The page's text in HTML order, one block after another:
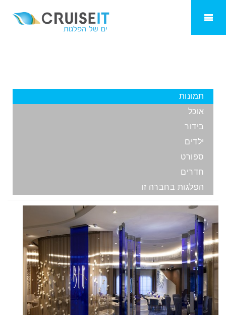
Celebrity Edge
תמונות
אוכל
בידור
ילדים
ספורט
חדרים
הפלגות בחברה זו